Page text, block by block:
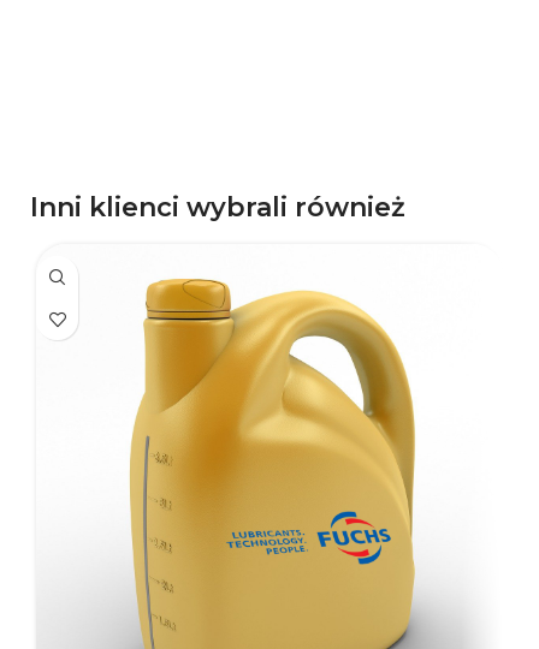
Inni klienci wybrali również